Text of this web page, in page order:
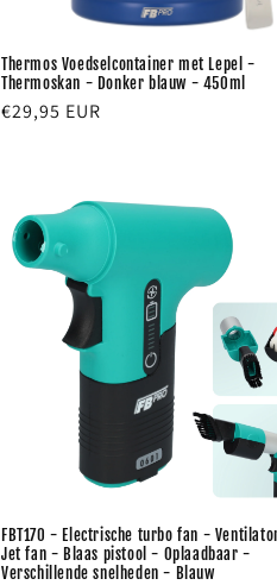
Thermos Voedselcontainer met Lepel -
Thermoskan - Donker blauw - 450ml
Normale
€29,95 EUR
FBT170 - Electrische turbo fan -
Jet fan - Blaas pistool - Oplaadbaar -
Verschillende snelheden - Blauw